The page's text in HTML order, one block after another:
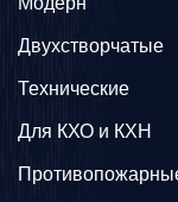
Двухстворчатые
Технические
Для КХО и КХН